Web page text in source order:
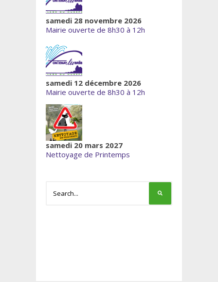
samedi 28 novembre 2026
Mairie ouverte de 8h30 à 12h
samedi 12 décembre 2026
Mairie ouverte de 8h30 à 12h
samedi 20 mars 2027
Nettoyage de Printemps